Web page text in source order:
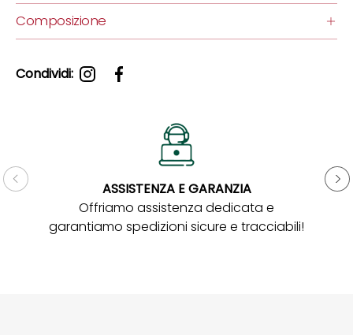
Composizione
Condividi:
ASSISTENZA E GARANZIA
Offriamo assistenza dedicata e
garantiamo spedizioni sicure e tracciabili!